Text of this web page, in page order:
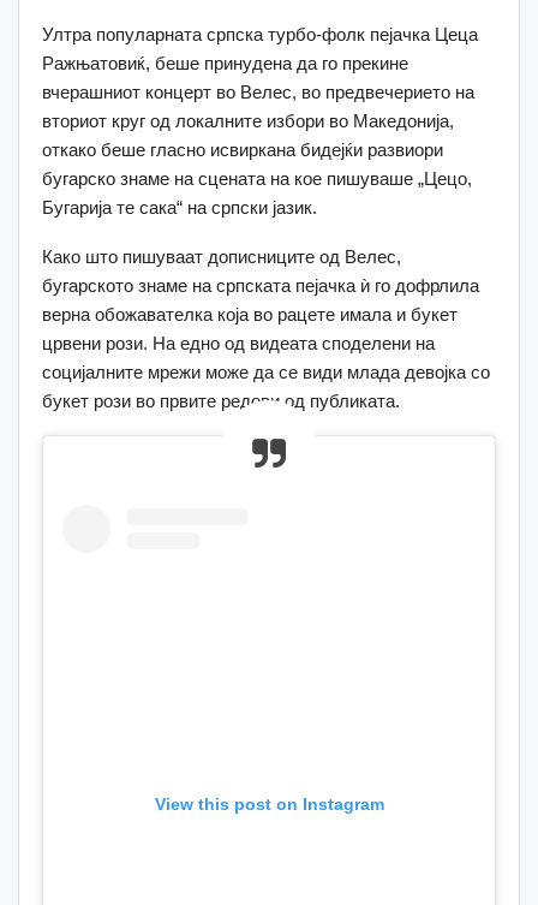
Ултра популарната српска турбо-фолк пејачка Цеца
Ражњатовиќ, беше принудена да го прекине
вчерашниот концерт во Велес, во предвечерието на
вториот круг од локалните избори во Македонија,
откако беше гласно исвиркана бидејќи развиори
бугарско знаме на сцената на кое пишуваше „Цецо,
Бугарија те сака“ на српски јазик.
Како што пишуваат дописниците од Велес,
бугарското знаме на српската пејачка ѝ го дофрлила
верна обожавателка која во рацете имала и букет
црвени рози. На едно од видеата споделени на
социјалните мрежи може да се види млада девојка со
букет рози во првите редови од публиката.
View this post on Instagram